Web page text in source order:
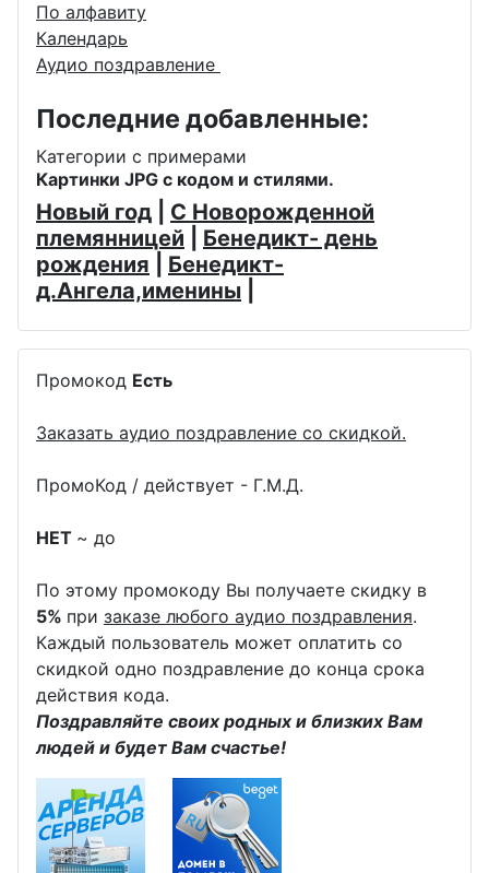
По алфавиту
Календарь
Аудио поздравление
Последние добавленные:
Категории с примерами
Картинки JPG с кодом и стилями.
Новый год
С Новорожденной
племянницей
Бенедикт- день
рождения
Бенедикт-
д.Ангела,именины
Промокод Есть
Заказать аудио поздравление со скидкой.
ПромоКод / действует - Г.М.Д.
НЕТ ~ до
По этому промокоду Вы получаете скидку в
5% при заказе любого аудио поздравления.
Каждый пользователь может оплатить со
скидкой одно поздравление до конца срока
действия кода.
Поздравляйте своих родных и близких Вам
людей и будет Вам счастье!